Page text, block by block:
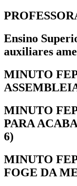
Ensino
auxiliares
MINUTO
MINUTO
PARA
6)
MINUTO
FOGE DA